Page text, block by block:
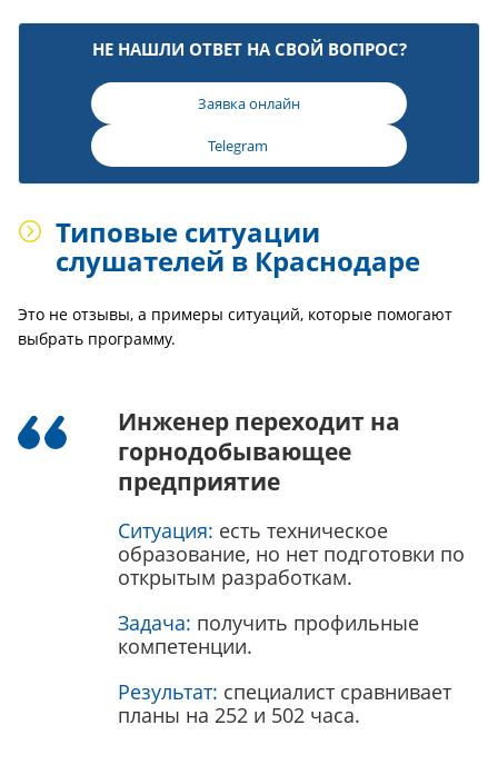
НЕ НАШЛИ ОТВЕТ НА СВОЙ ВОПРОС?
Заявка онлайн
Telegram
Типовые ситуации
слушателей в Краснодаре
Это не отзывы, а примеры ситуаций, которые помогают
выбрать программу.
Инженер переходит на
горнодобывающее
предприятие
Ситуация: есть техническое
образование, но нет подготовки по
открытым разработкам.
Задача: получить профильные
компетенции.
Результат: специалист сравнивает
планы на 252 и 502 часа.